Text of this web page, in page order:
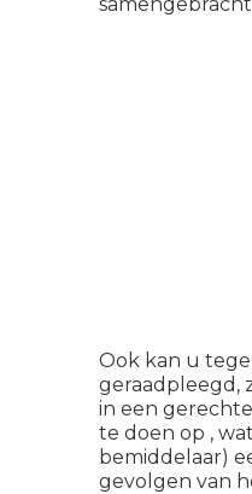
Ook kan u
geraadpleegd,
in een
te doen op ,
bemiddelaar)
gevolgen van